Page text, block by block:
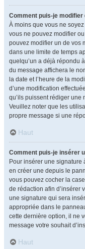
Comment puis-je
À moins que vous ne
vous ne pouvez modifier
pouvez modifier un de vos
dans une limite de temps
quelqu’un a déjà répondu
du message affichera le
la date et l’heure de la
d’une modification
qu’ils puissent rédiger une
Veuillez noter que les
propre message si une
Haut
Comment puis-je insérer
Pour insérer une signature
en créer une depuis le
vous pouvez cocher la
de rédaction afin d’insérer
une signature qui sera
appropriée dans le
cette dernière option, il ne
message votre souhait
Haut